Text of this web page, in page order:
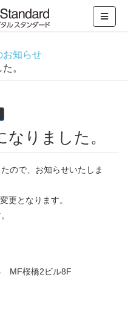
お知らせ
。
りました。
ので、お知らせいたしま
更となります。
MF桜橋2ビル8F